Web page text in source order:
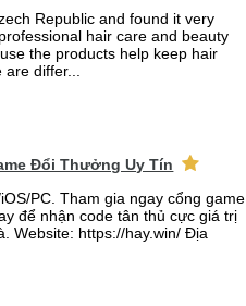
Republic and found it very
hair care and beauty
the products help keep hair
differ...
Đổi Thưởng Uy Tín
PC. Tham gia ngay cổng game
để nhận code tân thủ cực giá trị
Website: https://hay.win/ Địa